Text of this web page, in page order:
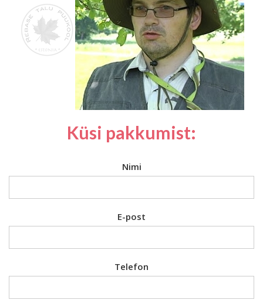
Küsi pakkumist:
Nimi
E-post
Telefon